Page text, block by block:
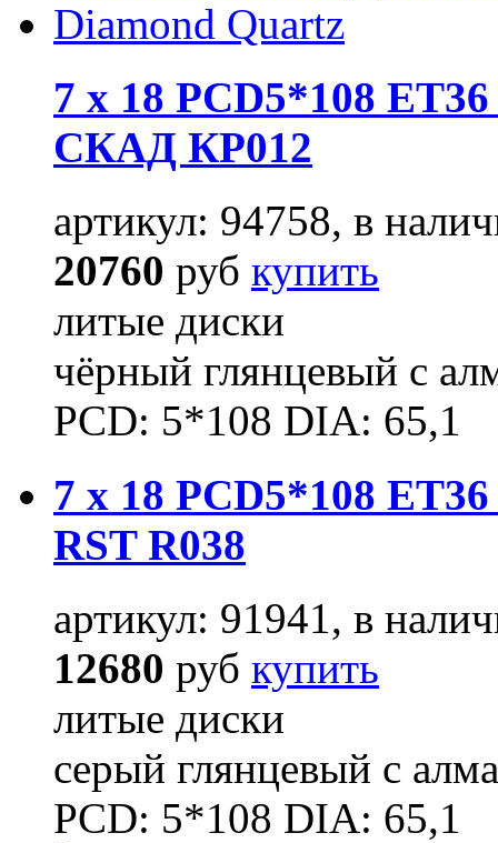
7 x 18 PCD5*108
СКАД КР012
артикул: 94758, в
20760 руб купить
литые диски
чёрный глянцевый с
PCD: 5*108 DIA: 65,1
7 x 18 PCD5*108
RST R038
артикул: 91941, в
12680 руб купить
литые диски
серый глянцевый с
PCD: 5*108 DIA: 65,1